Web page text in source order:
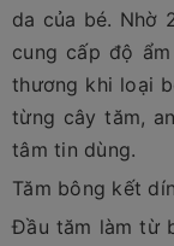
da của bé. Nhờ
cung cấp độ
thương khi loại
từng cây tăm,
tâm tin dùng.
Tăm bông kết
Đầu tăm làm từ